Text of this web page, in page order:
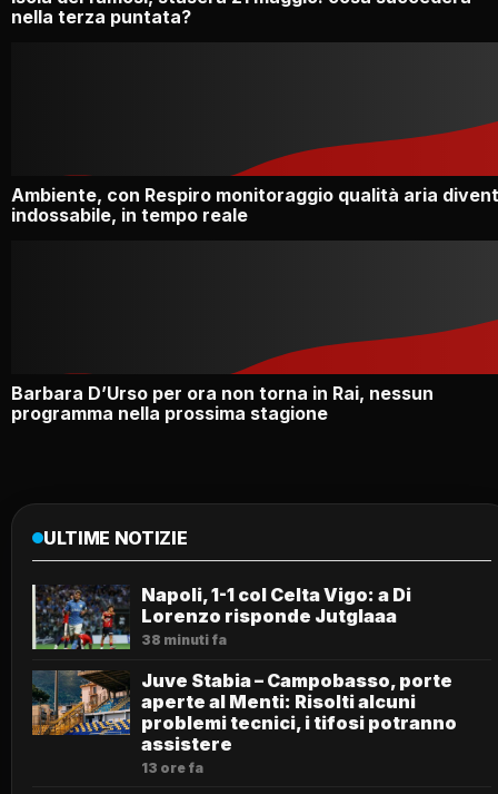
nella terza puntata?
Ambiente, con Respiro monitoraggio qualità aria
indossabile, in tempo reale
Barbara D’Urso per ora non torna in Rai, nessun
programma nella prossima stagione
ULTIME NOTIZIE
Napoli, 1-1 col Celta Vigo: a Di
Lorenzo risponde Jutglaaa
38 minuti fa
Juve Stabia – Campobasso, porte
aperte al Menti: Risolti alcuni
problemi tecnici, i tifosi potranno
assistere
13 ore fa